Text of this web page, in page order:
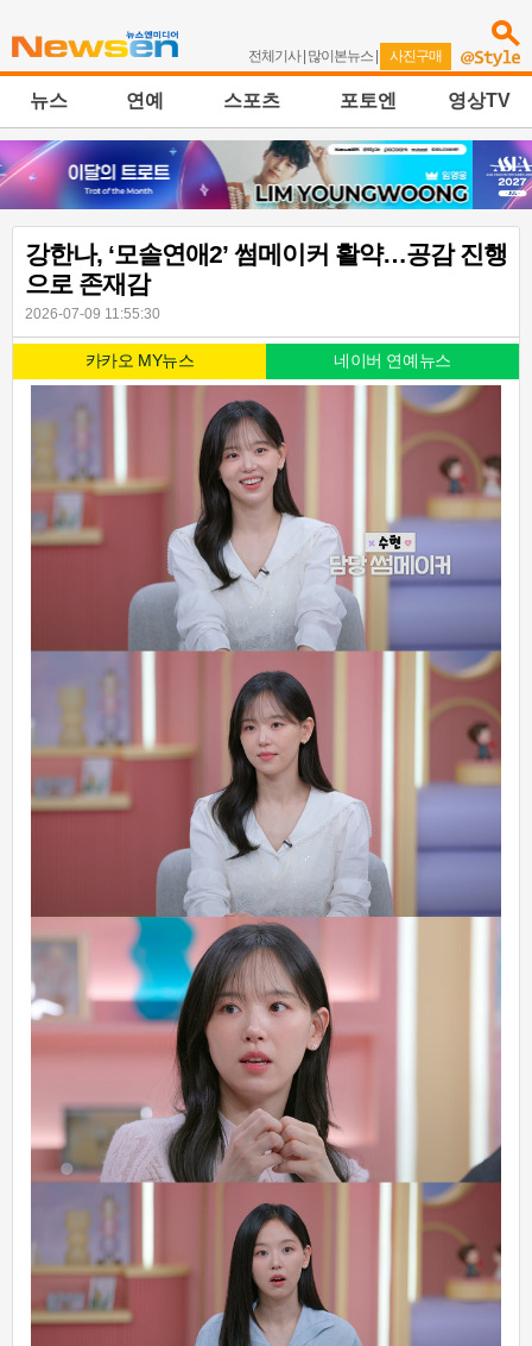
전체기사| 많이본뉴스 | 사진구매
뉴스 연예 스포츠 포토엔 영상TV
강한나, ‘모솔연애2’ 썸메이커 활약…공감 진행
으로 존재감
2026-07-09 11:55:30
카카오 MY뉴스 네이버 연예뉴스